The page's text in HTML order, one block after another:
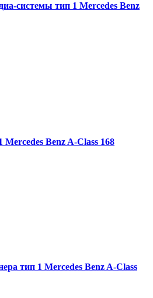
системы тип 1 Mercedes Benz
Benz A-Class 168
тип 1 Mercedes Benz A-Class